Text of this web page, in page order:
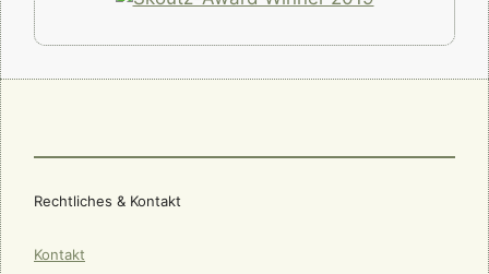
Rechtliches & Kontakt
Kontakt